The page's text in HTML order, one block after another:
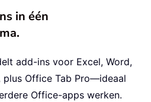
in één
add-ins voor Excel, Word,
plus Office Tab Pro—ideaal
Office-apps werken.